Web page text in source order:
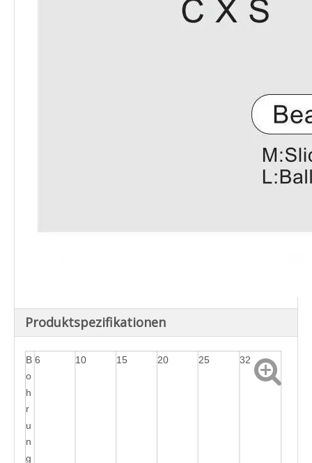
Produktspezifikationen
B
o
h
r
u
n
g
6 10 15 20 25 32